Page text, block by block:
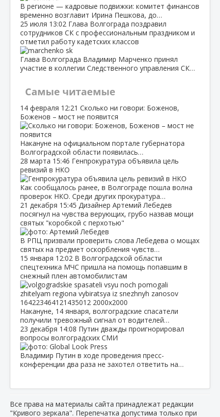
В регионе — кадровые подвижки: комитет финансов
временно возглавит Ирина Пешкова, до…
25 июля 13:02 Глава Волгограда поздравил
сотрудников СК с профессиональным праздником и
отметил работу кадетских классов
Глава Волгограда Владимир Марченко принял
участие в коллегии Следственного управления СК…
Самые читаемые
14 февраля 12:21 Сколько ни говори: Боженов,
Боженов – мост не появится
Накануне на официальном портале губернатора
Волгоградской области появилась…
28 марта 15:46 Генпрокуратура объявила цель
ревизий в НКО
Как сообщалось ранее, в Волгограде пошла волна
проверок НКО. Среди других прокуратура…
21 декабря 15:45 Дизайнер Артемий Лебедев
посягнул на чувства верующих, грубо назвав мощи
святых "коробкой с перхотью"
В РПЦ призвали проверить слова Лебедева о мощах
святых на предмет оскорбления чувств…
15 января 12:02 В Волгоградской области
спецтехника МЧС пришла на помощь попавшим в
снежный плен автомобилистам
Накануне, 14 января, волгоградские спасатели
получили тревожный сигнал от водителей…
23 декабря 14:08 Путин дважды проигнорировал
вопросы волгоградских СМИ
Владимир Путин в ходе проведения пресс-
конференции два раза не захотел ответить на…
Все права на материалы сайта принадлежат редакции
"Кривого зеркала". Перепечатка допустима только при